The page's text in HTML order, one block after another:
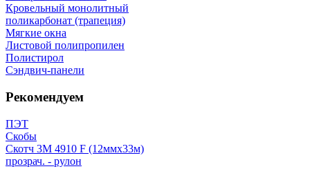
Кровельный монолитный
поликарбонат (трапеция)
Мягкие окна
Листовой полипропилен
Полистирол
Сэндвич-панели
Рекомендуем
ПЭТ
Скобы
Скотч 3М 4910 F (12ммх33м)
прозрач. - рулон